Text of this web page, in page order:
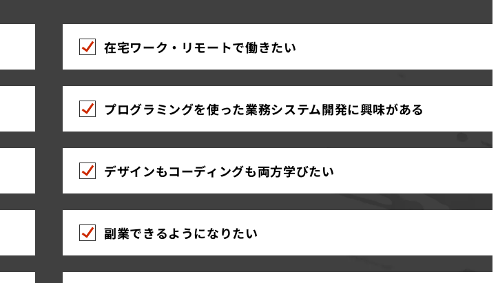
在宅ワーク・リモートで働きたい
プログラミングを使った業務システム開発に興味がある
デザインもコーディングも両方学びたい
副業できるようになりたい